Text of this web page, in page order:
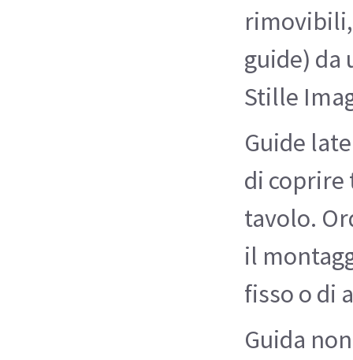
guide) da
Stille
Guide
di coprire
tavolo.
il
fisso o di
Guida